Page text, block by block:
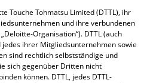
Touche Tohmatsu Limited (DTTL), ihr
und ihre verbundenen
Organisation“). DTTL (auch
jedes ihrer Mitgliedsunternehmen sowie
sind rechtlich selbstständige und
sich gegenüber Dritten nicht
können. DTTL, jedes DTTL-